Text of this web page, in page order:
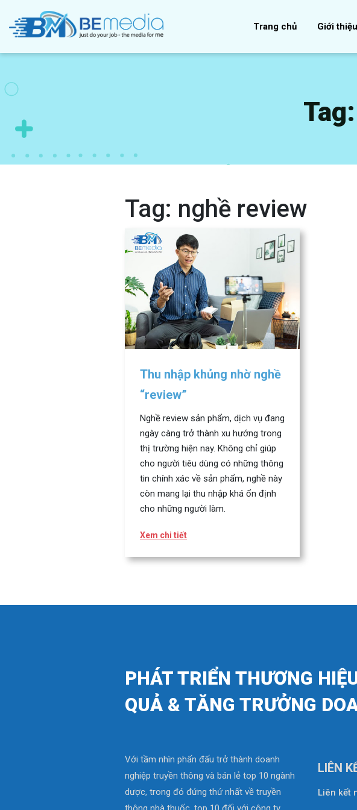
Trang chủ Giới thiệu
Tag:
Tag: nghề review
Thu nhập khủng nhờ nghề
“review”
Nghề review sản phẩm, dịch vụ đang
ngày càng trở thành xu hướng trong
thị trường hiện nay. Không chỉ giúp
cho người tiêu dùng có những thông
tin chính xác về sản phẩm, nghề này
còn mang lại thu nhập khá ổn định
cho những người làm.
Xem chi tiết
PHÁT TRIỂN THƯƠNG
QUẢ & TĂNG TRƯỞNG
Với tầm nhìn phấn đấu trở thành doanh
nghiệp truyền thông và bán lẻ top 10 ngành
dược, trong đó đứng thứ nhất về truyền
LIÊN
Liên kết